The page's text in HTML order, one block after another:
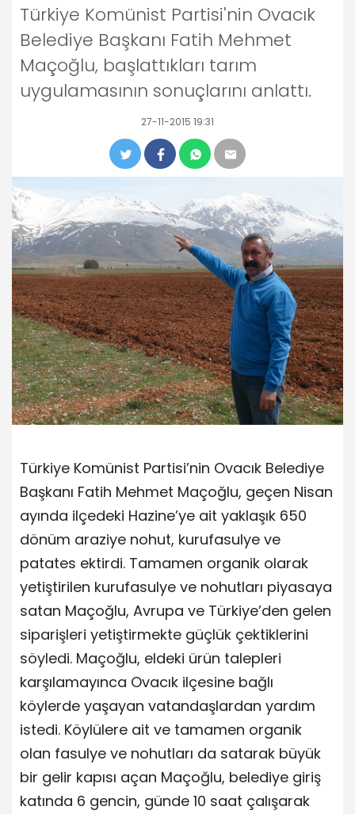
Türkiye Komünist Partisi'nin Ovacık
Belediye Başkanı Fatih Mehmet
Maçoğlu, başlattıkları tarım
uygulamasının sonuçlarını anlattı.
27-11-2015 19:31
Türkiye Komünist Partisi’nin Ovacık Belediye
Başkanı Fatih Mehmet Maçoğlu, geçen Nisan
ayında ilçedeki Hazine’ye ait yaklaşık 650
dönüm araziye nohut, kurufasulye ve
patates ektirdi. Tamamen organik olarak
yetiştirilen kurufasulye ve nohutları piyasaya
satan Maçoğlu, Avrupa ve Türkiye’den gelen
siparişleri yetiştirmekte güçlük çektiklerini
söyledi. Maçoğlu, eldeki ürün talepleri
karşılamayınca Ovacık ilçesine bağlı
köylerde yaşayan vatandaşlardan yardım
istedi. Köylülere ait ve tamamen organik
olan fasulye ve nohutları da satarak büyük
bir gelir kapısı açan Maçoğlu, belediye giriş
katında 6 gencin, günde 10 saat çalışarak